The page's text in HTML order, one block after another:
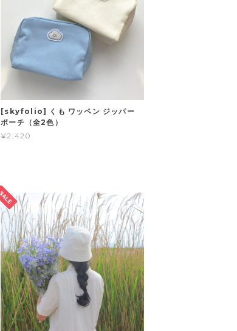
[skyfolio] くも ワッペン ジッパー
ポーチ（全2色）
¥2,420